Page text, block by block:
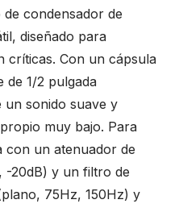
condensador de
diseñado para
críticas. Con un cápsula
de 1/2 pulgada
sonido suave y
muy bajo. Para
con un atenuador de
-20dB) y un filtro de
75Hz, 150Hz) y